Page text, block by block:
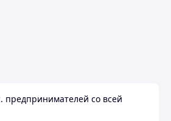
предпринимателей со всей